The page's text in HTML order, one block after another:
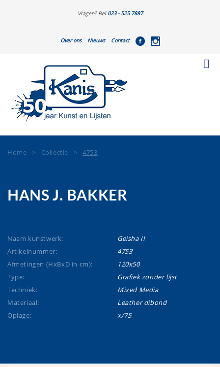
Vragen? Bel 023 - 525 7887
Over ons Nieuws Contact
Home > Collectie >4753
HANS J. BAKKER
Naam kunstwerk:
Geisha II
Artikelnummer:
4753
Afmetingen (HxBxD in cm):
120x50
Type:
Grafiek zonder lijst
Techniek:
Mixed Media
Materiaal:
Leather dibond
Oplage:
x/75